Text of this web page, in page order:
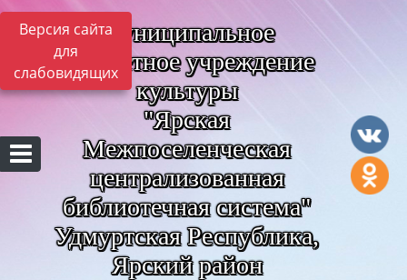
Версия сайта
для
слабовидящих
Муниципальное
бюджетное учреждение
культуры
"Ярская
Межпоселенческая
централизованная
библиотечная система"
Удмуртская Республика,
Ярский район